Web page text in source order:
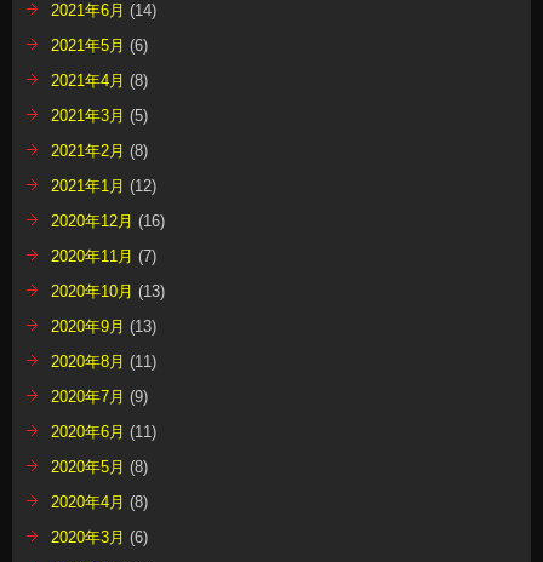
2021年6月 (14)
2021年5月 (6)
2021年4月 (8)
2021年3月 (5)
2021年2月 (8)
2021年1月 (12)
2020年12月 (16)
2020年11月 (7)
2020年10月 (13)
2020年9月 (13)
2020年8月 (11)
2020年7月 (9)
2020年6月 (11)
2020年5月 (8)
2020年4月 (8)
2020年3月 (6)